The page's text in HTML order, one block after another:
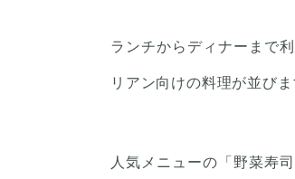
ランチからディナーまで
リアン向けの料理が並びま
人気メニューの「野菜寿